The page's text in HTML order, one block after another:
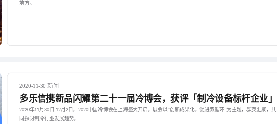
地方。
2020-11-30 新闻
多乐信携新品闪耀第二十一届冷博会，获评「制冷设备标杆企业」
2020年11月30日-12月2日，2020中国冷博会在上海盛大开启。展会以“创新成果化，促进双循环”为主题，群英汇聚，共
同探讨制冷行业发展趋势。